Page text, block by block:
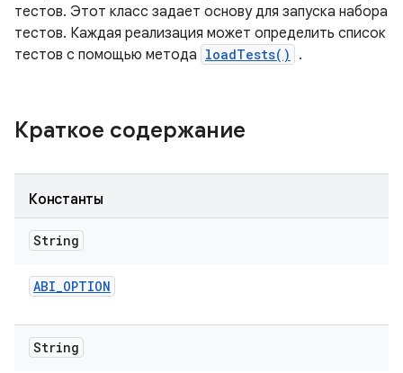
тестов. Этот класс задает основу для запуска набора
тестов. Каждая реализация может определить список
тестов с помощью метода loadTests() .
Краткое содержание
Константы
String
ABI_OPTION
String